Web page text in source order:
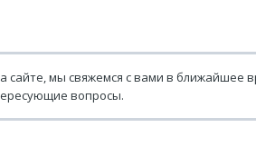
сайте, мы свяжемся с вами в ближайшее
вопросы.